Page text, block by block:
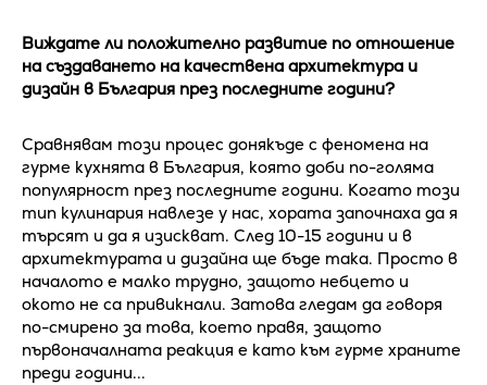
Виждате ли положително развитие по отношение
на създаването на качествена архитектура и
дизайн в България през последните години?
Сравнявам този процес донякъде с феномена на
гурме кухнята в България, която доби по-голяма
популярност през последните години. Когато този
тип кулинария навлезе у нас, хората започнаха да я
търсят и да я изискват. След 10-15 години и в
архитектурата и дизайна ще бъде така. Просто в
началото е малко трудно, защото небцето и
окото не са привикнали. Затова гледам да говоря
по-смирено за това, което правя, защото
първоначалната реакция е като към гурме храните
преди години...